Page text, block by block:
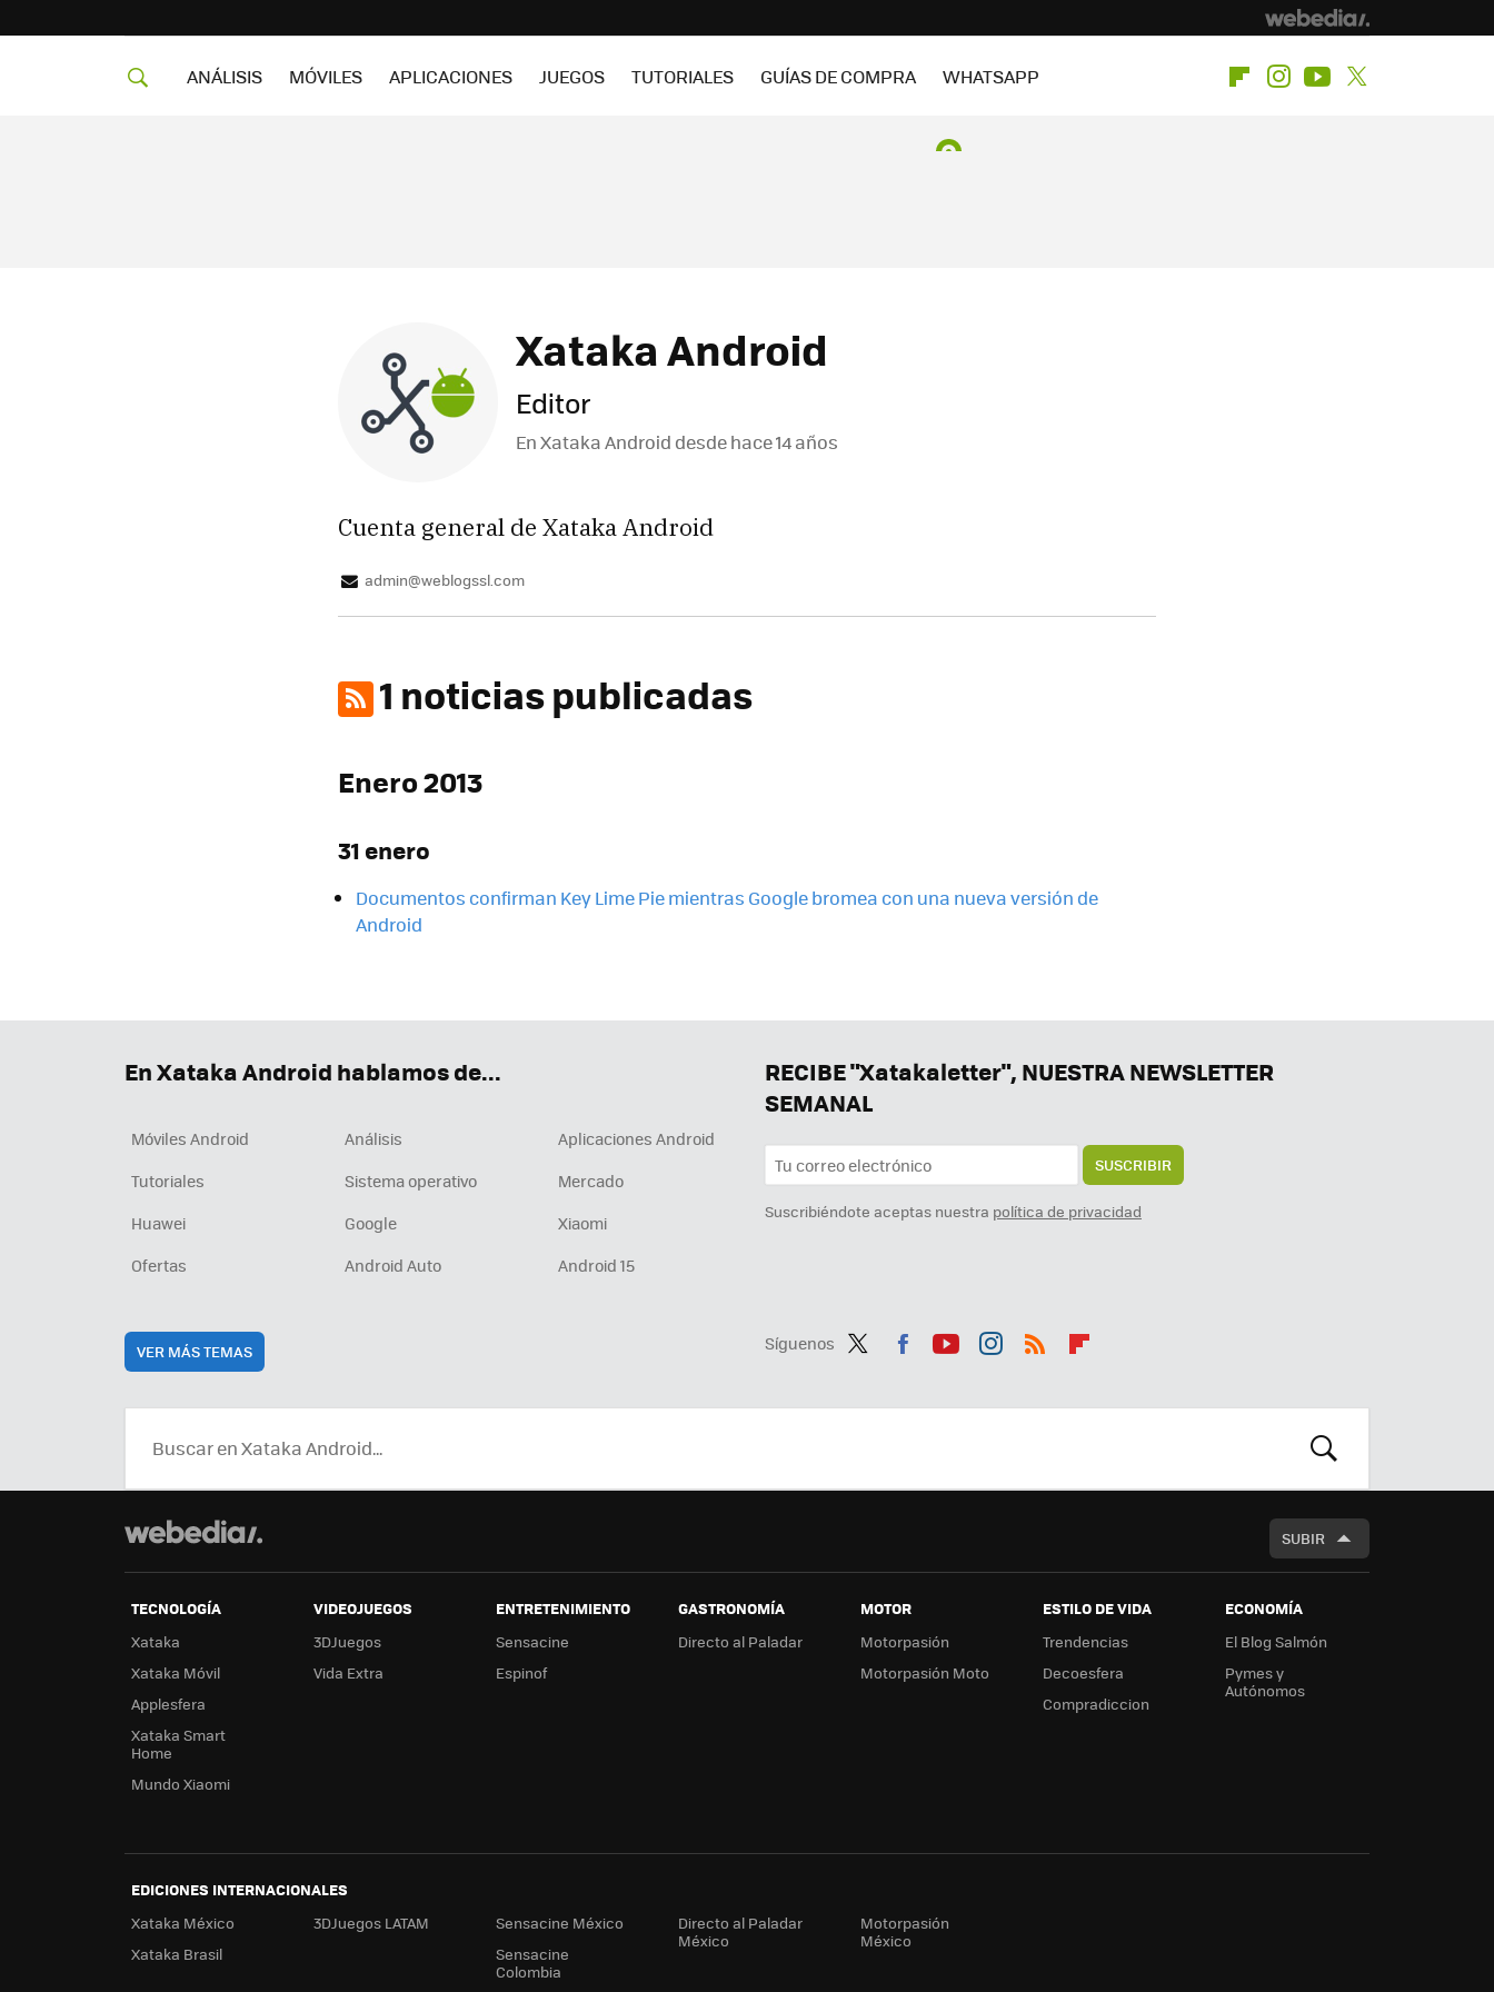
ANÁLISIS MÓVILES APLICACIONES JUEGOS TUTORIALES GUÍAS DE COMPRA WHATSAPP FlipboardInstagramYoutube
Xataka Android
Editor
En Xataka Android desdehace 14 años
Cuenta general de Xataka Android
admin@weblogssl.com
1 noticias publicadas
Enero 2013
31 enero
Documentos confirman Key Lime Pie mientras Google bromea con una nueva versión de
Android
RECIBE "Xatakaletter", NUESTRA NEWSLETTER
SEMANAL
SUSCRIBIR
Suscribiéndote aceptas nuestra política de privacidad
Síguenos
ter
ebo tub agr
boa
En Xataka Android hablamos de...
Móviles Android Análisis
Aplicaciones Android
Tutoriales
Sistema operativo
Mercado
Huawei
Google
Xiaomi
Ofertas
Android Auto Android 15
VER MÁS TEMAS
BUSCAR
SUBIR
TECNOLOGÍA
Xataka
Xataka Móvil
Applesfera
Xataka Smart
Home
Mundo Xiaomi
VIDEOJUEGOS
3DJuegos
Vida Extra
ENTRETENIMIENTO
Sensacine
Espinof
GASTRONOMÍA
Directo al Paladar
MOTOR
Motorpasión
Motorpasión Moto
ESTILO DE VIDA
Trendencias
Decoesfera
Compradiccion
ECONOMÍA
El Blog Salmón
Pymes y
Autónomos
EDICIONES INTERNACIONALES
Xataka México
Xataka Brasil
3DJuegos LATAM
Sensacine México
Sensacine
Colombia
Directo al Paladar
México
Motorpasión
México